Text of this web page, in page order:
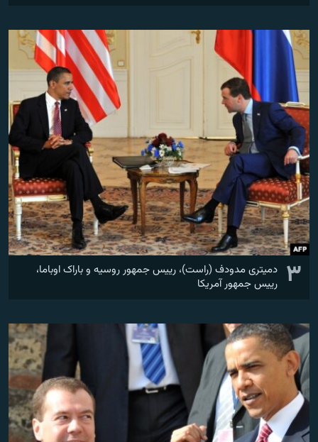
۳ دمیتری مدودف (راست)، رییس جمهور روسیه و باراک اوباما،
رییس جمهور آمریکا